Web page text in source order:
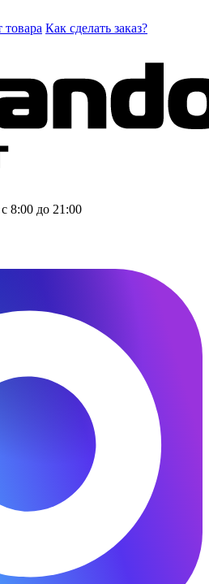
товара Как сделать заказ?
с 8:00 до 21:00